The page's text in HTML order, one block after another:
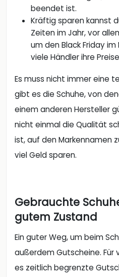
beendet ist.
Kräftig sparen kannst
Zeiten im Jahr, vor
um den Black Friday
viele Händler ihre
Es muss nicht immer eine
gibt es die Schuhe, von
einem anderen Hersteller
nicht einmal die Qualität
ist, auf den Markennamen
viel Geld sparen.
Gebrauchte
gutem Zustand
Ein guter Weg, um beim
außerdem Gutscheine. Für
es zeitlich begrenzte